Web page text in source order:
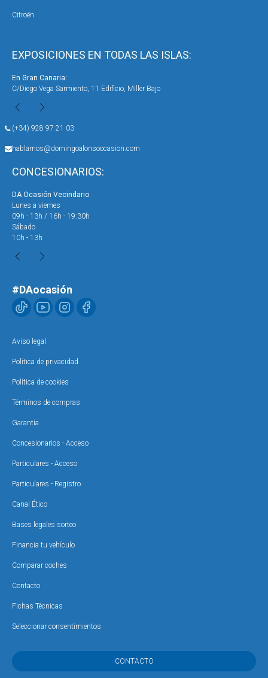
EXPOSICIONES EN TODAS LAS ISLAS:
En Gran Canaria:
C/Diego Vega Sarmiento, 11 Edificio, Miller Bajo
(+34) 928 97 21 03
hablamos@domingoalonsoocasion.com
CONCESIONARIOS:
DA Ocasión Vecindario
Lunes a viernes
09h - 13h / 16h - 19:30h
Sábado
10h - 13h
Citroën
#DAocasión
Aviso legal
Política de privacidad
Política de cookies
Términos de compras
Garantía
Concesionarios - Acceso
Particulares - Acceso
Particulares - Registro
Canal Ético
Bases legales sorteo
Financia tu vehículo
Comparar coches
Contacto
Fichas Técnicas
Seleccionar consentimientos
CONTACTO